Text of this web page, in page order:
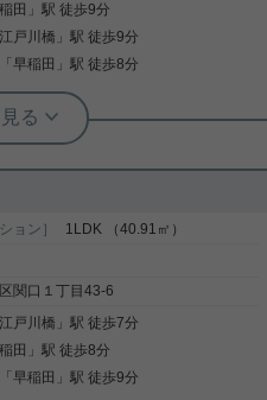
国寺駅最寄り☆南西向き、
を挟んで独立したお部屋で、 使いや
もL字キッチンで調理
です！ お気軽にお問い合わせ
気軽にどう
詳細を見る
田 」駅 徒歩9分
江戸川橋 」駅 徒歩9分
「早稲田 」駅 徒歩8分
分以内 冷房 システムキッチン
ができる角部屋になっております。現
ておりますので、お早めのご入居が可
ります。バルコニー付きの物件で、用
使用できます。2駅利用できる立地と
なお住まいをお選びください。お住ま
ートしてまいります。
ョン］ 1LDK （40.91㎡）
関口１丁目43-6
江戸川橋 」駅 徒歩7分
田 」駅 徒歩8分
「早稲田 」駅 徒歩9分